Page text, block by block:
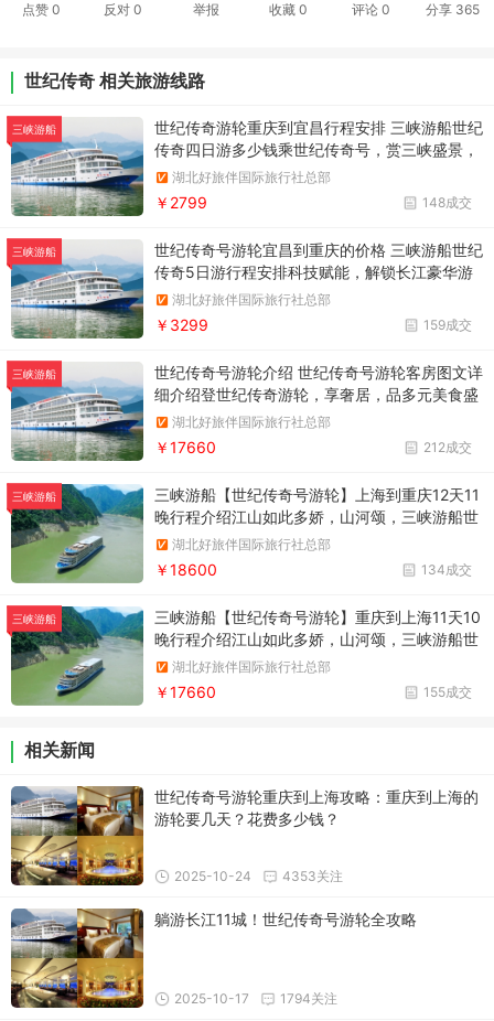
点赞 0 反对0 举报 收藏 0 评论 0 分享 365
世纪传奇 相关旅游线路
三峡游船
世纪传奇游轮重庆到宜昌行程安排 三峡游船世纪
传奇四日游多少钱乘世纪传奇号，赏三峡盛景，
体验电力驱动静音游轮
湖北好旅伴国际旅行社总部
148成交
￥2799
三峡游船
世纪传奇号游轮宜昌到重庆的价格 三峡游船世纪
传奇5日游行程安排科技赋能，解锁长江豪华游
轮新体验
湖北好旅伴国际旅行社总部
159成交
￥3299
三峡游船
世纪传奇号游轮介绍 世纪传奇号游轮客房图文详
细介绍登世纪传奇游轮，享奢居，品多元美食盛
宴 湖北好旅伴国际旅行社总部
212成交
￥17660
三峡游船
三峡游船【世纪传奇号游轮】上海到重庆12天11
晚行程介绍江山如此多娇，山河颂，三峡游船世
纪传奇号带你纵览万里长江，品味半个中国。
湖北好旅伴国际旅行社总部
134成交
￥18600
三峡游船
三峡游船【世纪传奇号游轮】重庆到上海11天10
晚行程介绍江山如此多娇，山河颂，三峡游船世
纪传奇号纵览万里长江，品味半个中国！
湖北好旅伴国际旅行社总部
155成交
￥17660
相关新闻
世纪传奇号游轮重庆到上海攻略：重庆到上海的
游轮要几天？花费多少钱？
4353关注
2025-10-24
躺游长江11城！世纪传奇号游轮全攻略
1794关注
2025-10-17